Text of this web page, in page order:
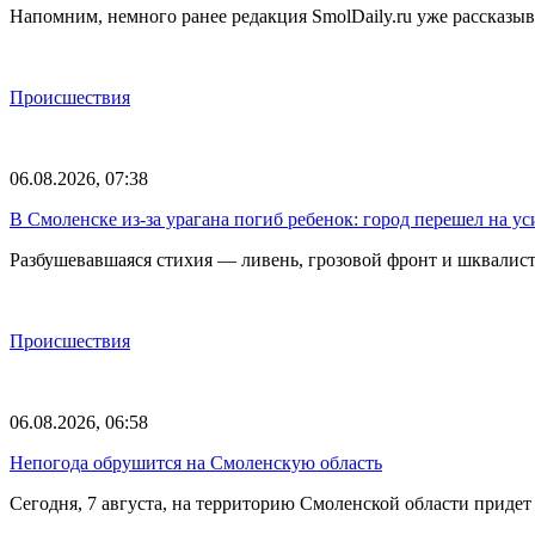
Напомним, немного ранее редакция SmolDaily.ru уже
Происшествия
06.08.2026, 07:38
В Смоленске из-за урагана погиб ребенок: город перешел на
Разбушевавшаяся стихия — ливень, грозовой фронт и
Происшествия
06.08.2026, 06:58
Непогода обрушится на Смоленскую область
Сегодня, 7 августа, на территорию Смоленской области